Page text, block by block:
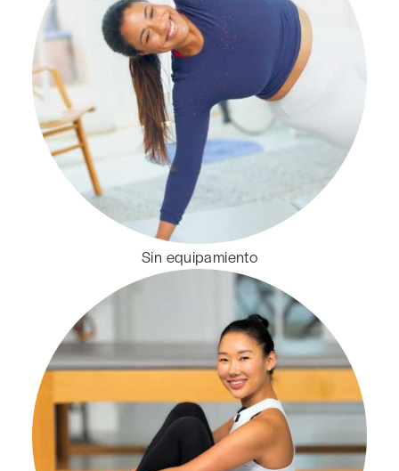
Sin equipamiento